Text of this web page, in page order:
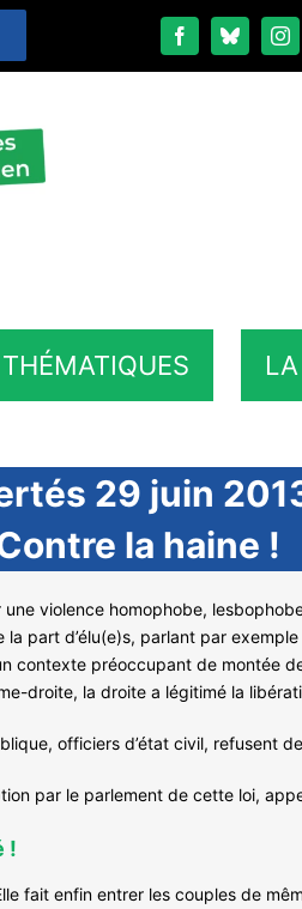
THÉMATIQUES
29 juin
la haine !
violence homophobe,
part d’élu(e)s, parlant par
contexte préoccupant de montée
droite, la droite a légitimé la
officiers d’état civil, refusent
par le parlement de cette loi,
!
fait enfin entrer les couples de